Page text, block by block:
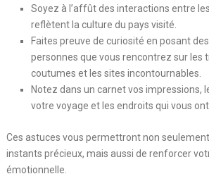
Soyez à l’affût des interactions entre
reflètent la culture du pays visité.
Faites preuve de curiosité en posant
personnes que vous rencontrez sur les
coutumes et les sites incontournables.
Notez dans un carnet vos impressions,
votre voyage et les endroits qui vous
Ces astuces vous permettront non
instants précieux, mais aussi de renforcer
émotionnelle.